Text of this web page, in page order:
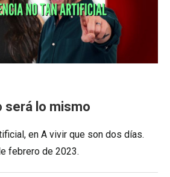
será lo mismo
en A vivir que son dos días.
febrero de 2023.